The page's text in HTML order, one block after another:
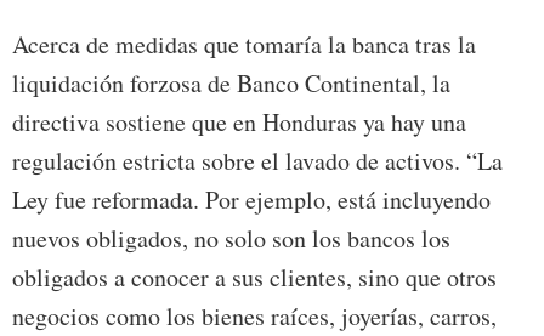
Acerca de medidas que tomaría la banca tras la
liquidación forzosa de Banco Continental, la
directiva sostiene que en Honduras ya hay una
regulación estricta sobre el lavado de activos. “La
Ley fue reformada. Por ejemplo, está incluyendo
nuevos obligados, no solo son los bancos los
obligados a conocer a sus clientes, sino que otros
negocios como los bienes raíces, joyerías, carros,